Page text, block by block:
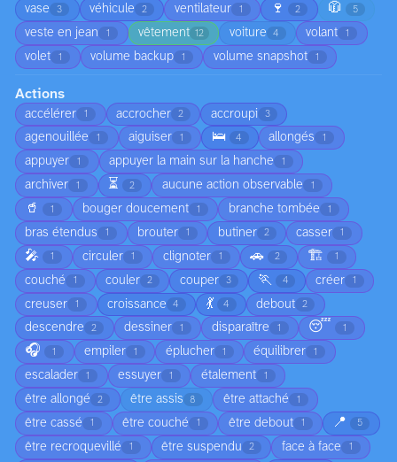
vase 3 véhicule 2 ventilateur 1 🍷 2 🧥 5
veste en jean 1 vêtement 12 voiture 4 volant 1
volet 1 volume backup 1 volume snapshot 1
Actions
accélérer 1 accrocher 2 accroupi 3
agenouillée 1 aiguiser 1 🛌 4 allongés 1
appuyer 1 appuyer la main sur la hanche 1
archiver 1 ⏳ 2 aucune action observable 1
🥤 1 bouger doucement 1 branche tombée 1
bras étendus 1 brouter 1 butiner 2 casser 1
🎤 1 circuler 1 clignoter 1 🚗 2 🏗️ 1
couché 1 couler 2 couper 3 🏃 4 créer 1
creuser 1 croissance 4 💃 4 debout 2
descendre 2 dessiner 1 disparaître 1 😴 1
🎧 1 empiler 1 éplucher 1 équilibrer 1
escalader 1 essuyer 1 étalement 1
être allongé 2 être assis 8 être attaché 1
être cassé 1 être couché 1 être debout 1 📍 5
être recroquevillé 1 être suspendu 2 face à face 1